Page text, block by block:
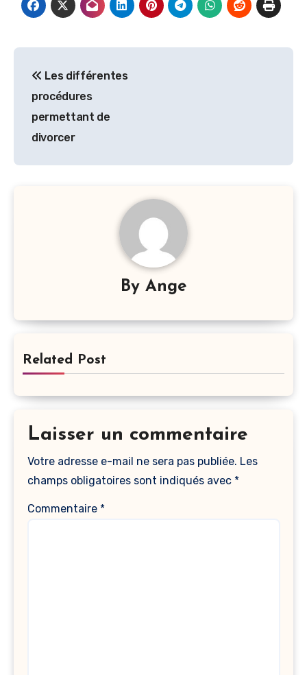
de
l’article
Les différentes
procédures
permettant de
divorcer
By Ange
Related Post
Laisser un commentaire
Votre adresse e-mail ne sera pas publiée. Les
champs obligatoires sont indiqués avec *
Commentaire *